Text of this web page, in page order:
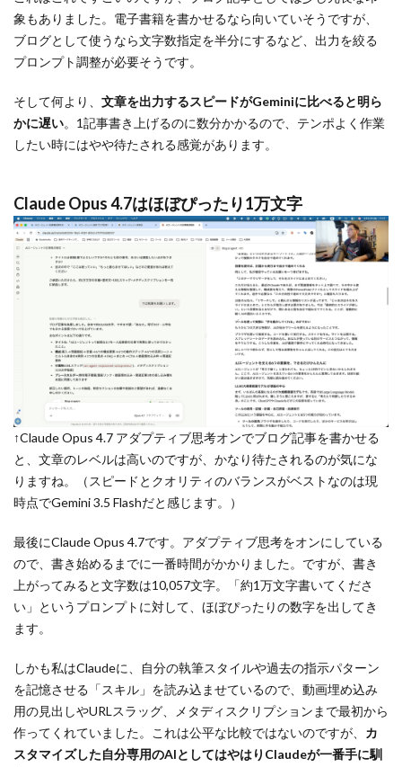
象もありました。電子書籍を書かせるなら向いていそうですが、
ブログとして使うなら文字数指定を半分にするなど、出力を絞る
プロンプト調整が必要そうです。
そして何より、 文章を出力するスピードがGeminiに比べると明ら
かに遅い。1記事書き上げるのに数分かかるので、テンポよく作業
したい時にはやや待たされる感覚があります。
Claude Opus 4.7はほぼぴったり1万文字
↑Claude Opus 4.7 アダプティブ思考オンでブログ記事を書かせる
と、文章のレベルは高いのですが、かなり待たされるのが気にな
りますね。（スピードとクオリティのバランスがベストなのは現
時点でGemini 3.5 Flashだと感じます。）
最後にClaude Opus 4.7です。アダプティブ思考をオンにしている
ので、書き始めるまでに一番時間がかかりました。ですが、書き
上がってみると文字数は10,057文字。「約1万文字書いてくださ
い」というプロンプトに対して、ほぼぴったりの数字を出してき
ます。
しかも私はClaudeに、自分の執筆スタイルや過去の指示パターン
を記憶させる「スキル」を読み込ませているので、動画埋め込み
用の見出しやURLスラッグ、メタディスクリプションまで最初から
作ってくれていました。これは公平な比較ではないのですが、 カ
スタマイズした自分専用のAIとしてはやはりClaudeが一番手に馴